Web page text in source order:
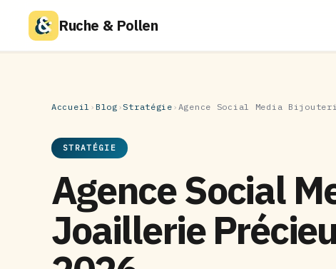
Ruche & Pollen
Accueil › Blog ›Stratégie › Agence Social Media
STRATÉGIE
Agence Social
Joaillerie